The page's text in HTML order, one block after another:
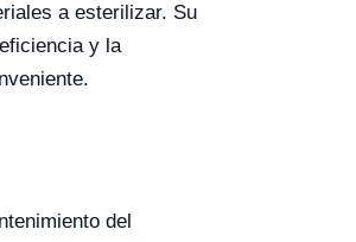
a esterilizar. Su
y la
del